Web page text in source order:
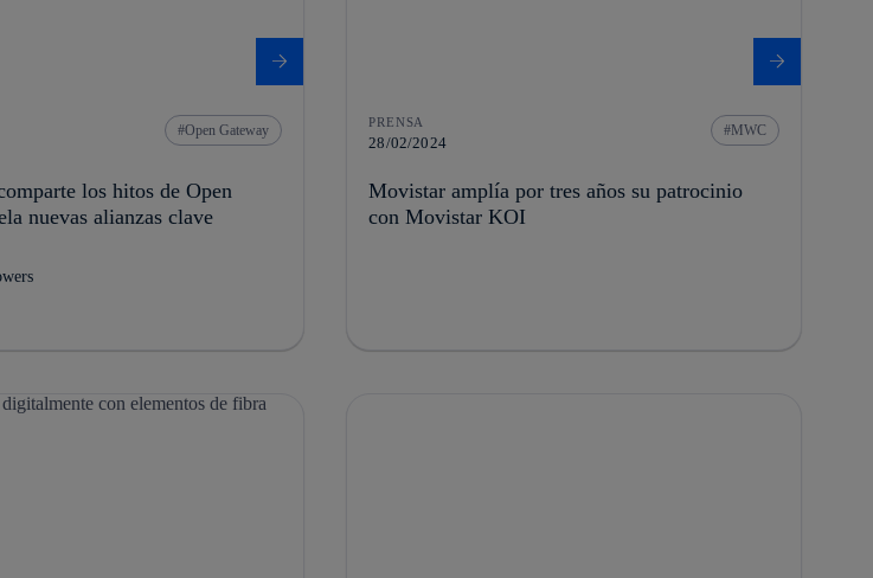
Open Gateway
los hitos de Open
nuevas alianzas clave
PRENSA
28/02/2024
MWC
Movistar amplía por tres años su patrocinio
con Movistar KOI